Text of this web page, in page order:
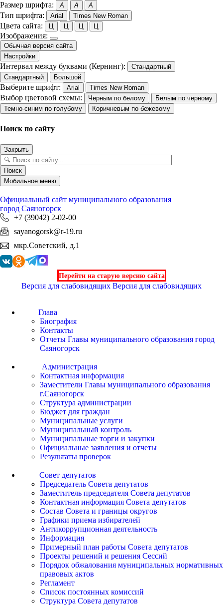
Размер шрифта: A A A
Тип шрифта: Arial Times New Roman
Цвета сайта: Ц Ц Ц Ц
Изображения:
Обычная версия сайта
Настройки
Интервал между буквами (Кернинг):
Стандартный
Стандартный
Большой
Выберите шрифт: Arial Times New Roman
Выбор цветовой схемы: Черным по белому
Белым по черному
Темно-синим по голубому
Коричневым по бежевому
Поиск по сайту
Закрыть
Поиск
Мобильное меню
Официальный сайт муниципального образования
город Саяногорск
+7 (39042) 2-02-00
sayanogorsk@r-19.ru
мкр.Советский, д.1
Перейти на старую версию сайта
Версия для слабовидящих Версия для слабовидящих
Глава
Биография
Контакты
Отчеты Главы муниципального образования город
Саяногорск
Администрация
Контактная информация
Заместители Главы муниципального образования
г.Саяногорск
Структура администрации
Бюджет для граждан
Муниципальные услуги
Муниципальный контроль
Муниципальные торги и закупки
Официальные заявления и отчеты
Результаты проверок
Совет депутатов
Председатель Совета депутатов
Заместитель председателя Совета депутатов
Контактная информация Совета депутатов
Состав Совета и границы округов
Графики приема избирателей
Антикоррупционная деятельность
Информация
Примерный план работы Совета депутатов
Проекты решений и решения Сессий
Порядок обжалования муниципальных нормативных
правовых актов
Регламент
Список постоянных комиссий
Структура Совета депутатов